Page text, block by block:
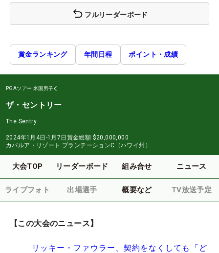
フルリーダーボード
賞金ランキング 年間日程 ポイント・成績
PGAツアー 米国男子
ザ・セントリー
The Sentry
2024年1月4日-1月7日 賞金総額 $20,000,000
カパルア・リゾート プランテーションC（ハワイ州）
大会TOP リーダーボード 組み合せ ニュース
ライブフォト 出場選手 概要など TV放送予定
【この大会のニュース】
リッキー・ファウラー、契約をなくしても「ど